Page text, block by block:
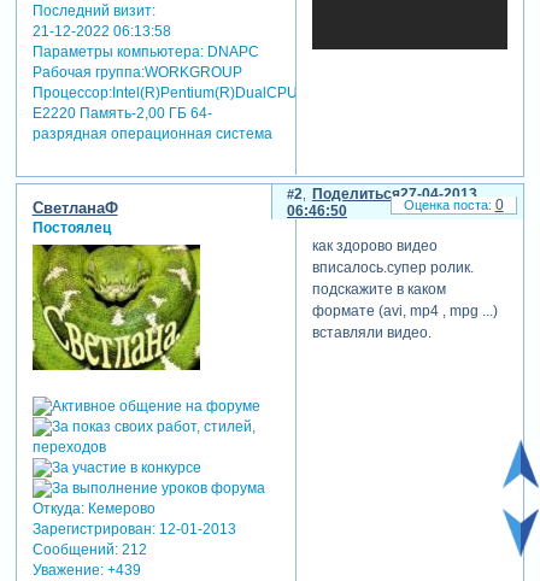
Последний визит:
21-12-2022 06:13:58
Параметры компьютера:DNAPC
Рабочая группа:WORKGROUP
Процессор:Intel(R)Pentium(R)DualCPU
E2220 Память-2,00 ГБ 64-
разрядная операционная система
Поделиться
2
27-04-2013
06:46:50
СветланаФ
Постоялец
Откуда:Кемерово
Зарегистрирован: 12-01-2013
Сообщений:212
Уважение: +439
как здорово видео
вписалось.супер ролик.
подскажите в каком
формате (avi, mp4 , mpg ...)
вставляли видео.
0